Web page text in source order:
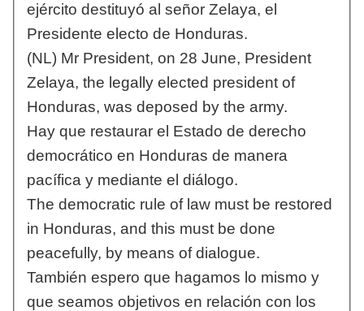
ejército destituyó al señor Zelaya, el
Presidente electo de Honduras.
(NL) Mr President, on 28 June, President
Zelaya, the legally elected president of
Honduras, was deposed by the army.
Hay que restaurar el Estado de derecho
democrático en Honduras de manera
pacífica y mediante el diálogo.
The democratic rule of law must be restored
in Honduras, and this must be done
peacefully, by means of dialogue.
También espero que hagamos lo mismo y
que seamos objetivos en relación con los